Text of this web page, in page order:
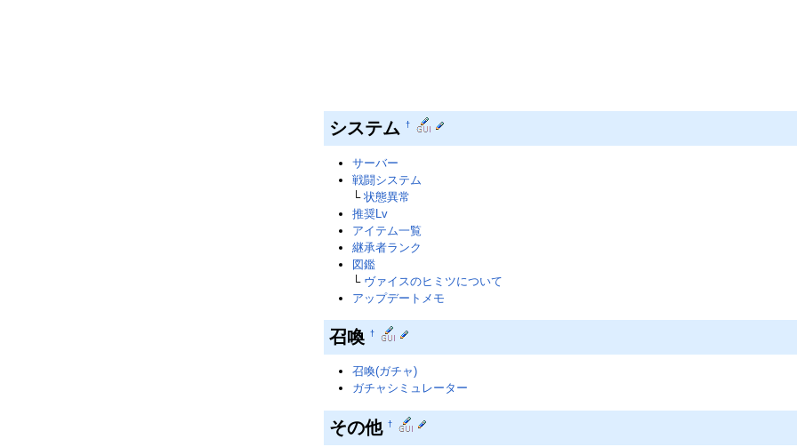
システム †
サーバー
戦闘システム
└ 状態異常
推奨Lv
アイテム一覧
継承者ランク
図鑑
└ ヴァイスのヒミツについて
アップデートメモ
召喚 †
召喚(ガチャ)
ガチャシミュレーター
その他 †